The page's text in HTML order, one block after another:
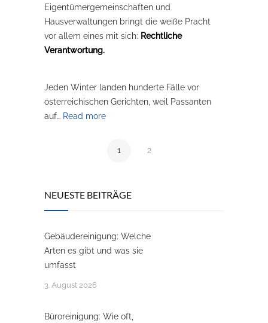
Eigentümergemeinschaften und
Hausverwaltungen bringt die weiße Pracht
vor allem eines mit sich: Rechtliche
Verantwortung.
Jeden Winter landen hunderte Fälle vor
österreichischen Gerichten, weil Passanten
auf… Read more
1 2
NEUESTE BEITRÄGE
Gebäudereinigung: Welche
Arten es gibt und was sie
umfasst
3. August 2026
Büroreinigung: Wie oft,